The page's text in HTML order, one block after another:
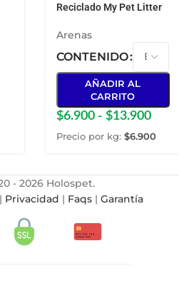
Reciclado My Pet Litter
Arenas
CONTENIDO
AÑADIR AL
CARRITO
$6.900 - $13.900
Precio por kg: $6.900
- 2026 Holospet.
Privacidad | Faqs| Garantía